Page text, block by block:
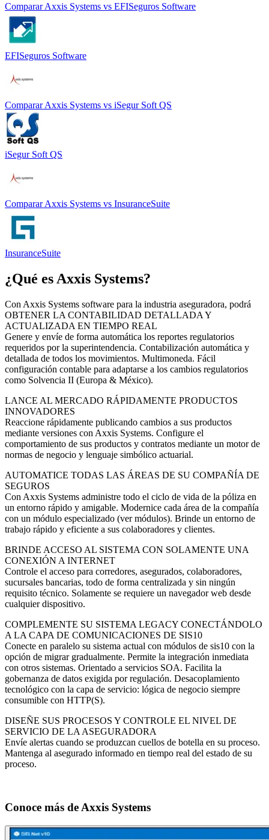
Comparar Axxis Systems vs EFISeguros Software
EFISeguros Software
Comparar Axxis Systems vs iSegur Soft QS
iSegur Soft QS
Comparar Axxis Systems vs InsuranceSuite
InsuranceSuite
¿Qué es Axxis Systems?
Con Axxis Systems software para la industria aseguradora, podrá
OBTENER LA CONTABILIDAD DETALLADA Y
ACTUALIZADA EN TIEMPO REAL
Genere y envíe de forma automática los reportes regulatorios
requeridos por la superintendencia. Contabilización automática y
detallada de todos los movimientos. Multimoneda. Fácil
configuración contable para adaptarse a los cambios regulatorios
como Solvencia II (Europa & México).
LANCE AL MERCADO RÁPIDAMENTE PRODUCTOS
INNOVADORES
Reaccione rápidamente publicando cambios a sus productos
mediante versiones con Axxis Systems. Configure el
comportamiento de sus productos y contratos mediante un motor de
normas de negocio y lenguaje simbólico actuarial.
AUTOMATICE TODAS LAS ÁREAS DE SU COMPAÑÍA DE
SEGUROS
Con Axxis Systems administre todo el ciclo de vida de la póliza en
un entorno rápido y amigable. Modernice cada área de la compañía
con un módulo especializado (ver módulos). Brinde un entorno de
trabajo rápido y eficiente a sus colaboradores y clientes.
BRINDE ACCESO AL SISTEMA CON SOLAMENTE UNA
CONEXIÓN A INTERNET
Controle el acceso para corredores, asegurados, colaboradores,
sucursales bancarias, todo de forma centralizada y sin ningún
requisito técnico. Solamente se requiere un navegador web desde
cualquier dispositivo.
COMPLEMENTE SU SISTEMA LEGACY CONECTÁNDOLO
A LA CAPA DE COMUNICACIONES DE SIS10
Conecte en paralelo su sistema actual con módulos de sis10 con la
opción de migrar gradualmente. Permite la integración inmediata
con otros sistemas. Orientado a servicios SOA. Facilita la
gobernanza de datos exigida por regulación. Desacoplamiento
tecnológico con la capa de servicio: lógica de negocio siempre
consumible con HTTP(S).
DISEÑE SUS PROCESOS Y CONTROLE EL NIVEL DE
SERVICIO DE LA ASEGURADORA
Envíe alertas cuando se produzcan cuellos de botella en su proceso.
Mantenga al asegurado informado en tiempo real del estado de su
proceso.
Conoce más deAxxis Systems